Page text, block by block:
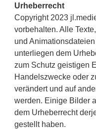
Urheberrecht
Copyright 2023
vorbehalten. Alle
und
unterliegen dem
zum Schutz geistigen
Handelszwecke oder
verändert und auf
werden. Einige Bilder
dem Urheberrecht
gestellt haben.